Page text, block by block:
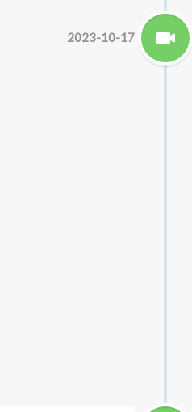
2023-10-17